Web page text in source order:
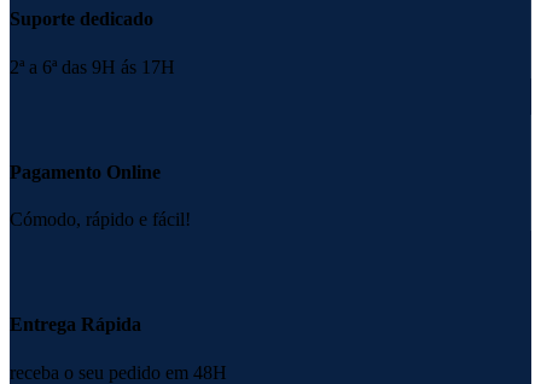
Suporte dedicado
2ª a 6ª das 9H ás 17H
Pagamento Online
Cómodo, rápido e fácil!
Entrega Rápida
receba o seu pedido em 48H